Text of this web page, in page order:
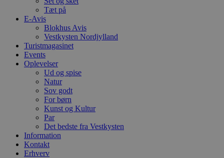
Tæt på
E-Avis
Blokhus Avis
Vestkysten Nordjylland
Turistmagasinet
Events
Oplevelser
Ud og spise
Natur
Sov godt
For børn
Kunst og Kultur
Par
Det bedste fra Vestkysten
Information
Kontakt
Erhverv